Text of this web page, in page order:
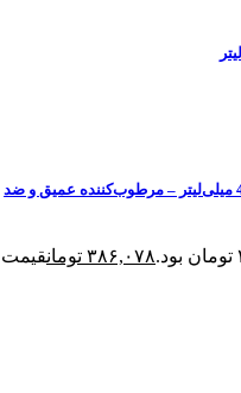
کرم آبرسان پوست خشک و حساس بیزانس 40 میلی‌لیتر – مرطوب‌کننده عمیق و ضد
۳۸۶,۰۷۸ تومانقیمت